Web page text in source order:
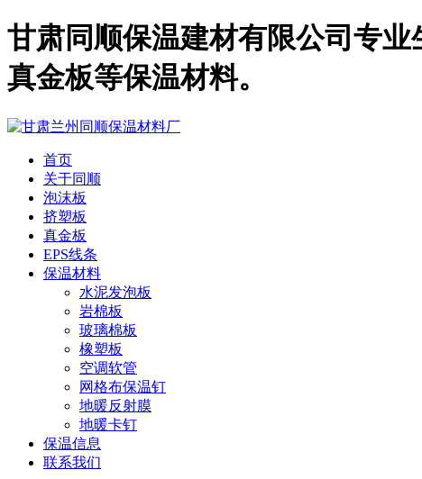
甘肃同顺保温建材有限公司专
真金板等保温材料。
首页
关于同顺
泡沫板
挤塑板
真金板
EPS线条
保温材料
水泥发泡板
岩棉板
玻璃棉板
橡塑板
空调软管
网格布保温钉
地暖反射膜
地暖卡钉
保温信息
联系我们